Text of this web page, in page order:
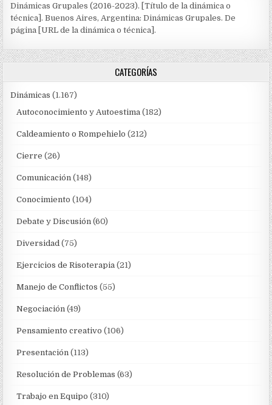
Dinámicas Grupales (2016-2023). [Título de la dinámica o
técnica]. Buenos Aires, Argentina: Dinámicas Grupales. De
página [URL de la dinámica o técnica].
CATEGORÍAS
Dinámicas (1.167)
Autoconocimiento y Autoestima (182)
Caldeamiento o Rompehielo (212)
Cierre (26)
Comunicación (148)
Conocimiento (104)
Debate y Discusión (60)
Diversidad (75)
Ejercicios de Risoterapia (21)
Manejo de Conflictos (55)
Negociación (49)
Pensamiento creativo (106)
Presentación (113)
Resolución de Problemas (63)
Trabajo en Equipo (310)